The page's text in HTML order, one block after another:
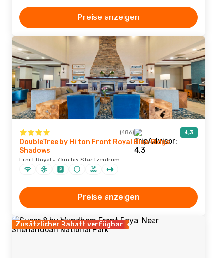
Preise anzeigen
(486) 4,3
DoubleTree by Hilton Front Royal Blue Ridge
Shadows
Front Royal · 7 km bis Stadtzentrum
Preise anzeigen
Zusätzlicher Rabatt verfügbar